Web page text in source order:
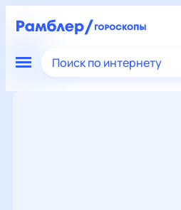
Поиск по интернету